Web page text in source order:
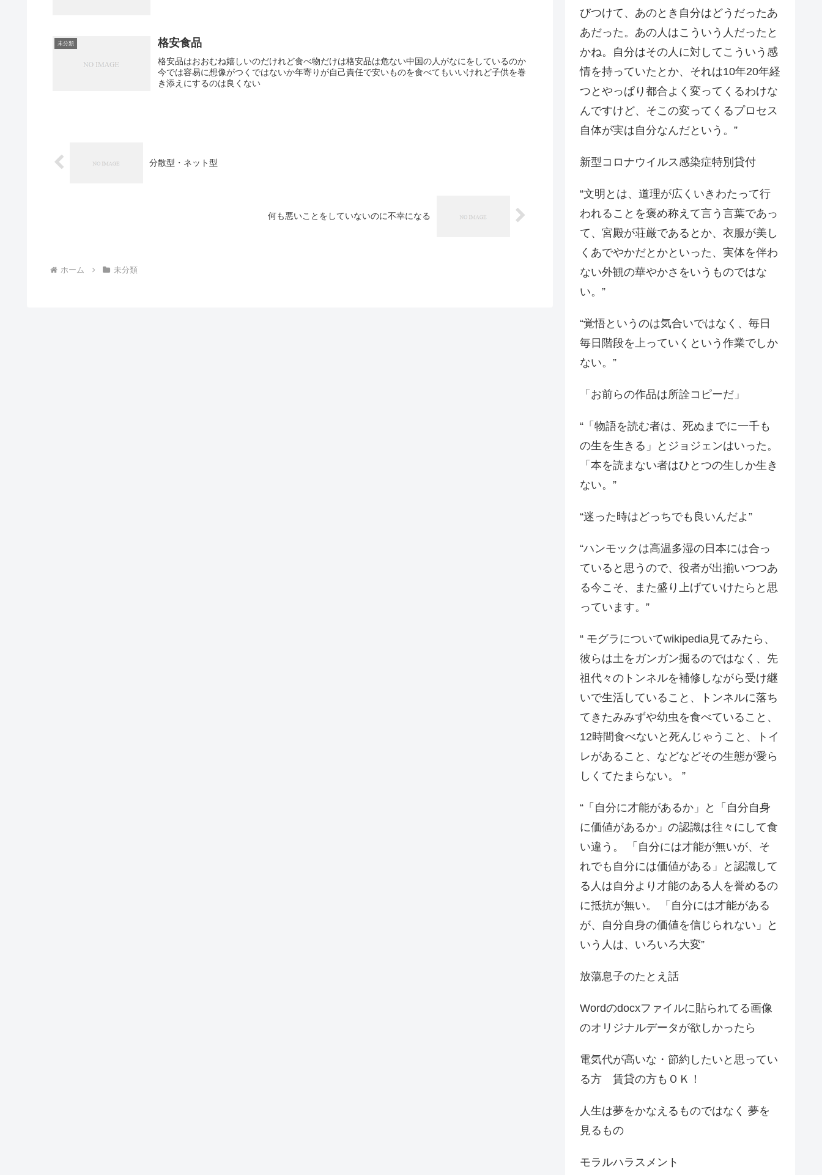
未分類 格安食品
格安品はおおむね嬉しいのだけれど食べ物だけは格安品は危ない中国の人がなにをしているのか
今では容易に想像がつくではないか年寄りが自己責任で安いものを食べてもいいけれど子供を巻
き添えにするのは良くない
分散型・ネット型
何も悪いことをしていないのに不幸になる
ホーム 未分類
びつけて、あのとき自分はどうだったあ
あだった。あの人はこういう人だったと
かね。自分はその人に対してこういう感
情を持っていたとか、それは10年20年経
つとやっぱり都合よく変ってくるわけな
んですけど、そこの変ってくるプロセス
自体が実は自分なんだという。”
新型コロナウイルス感染症特別貸付
“文明とは、道理が広くいきわたって行
われることを褒め称えて言う言葉であっ
て、宮殿が荘厳であるとか、衣服が美し
くあでやかだとかといった、実体を伴わ
ない外観の華やかさをいうものではな
い。”
“覚悟というのは気合いではなく、毎日
毎日階段を上っていくという作業でしか
ない。”
「お前らの作品は所詮コピーだ」
“「物語を読む者は、死ぬまでに一千も
の生を生きる」とジョジェンはいった。
「本を読まない者はひとつの生しか生き
ない。”
“迷った時はどっちでも良いんだよ”
“ハンモックは高温多湿の日本には合っ
ていると思うので、役者が出揃いつつあ
る今こそ、また盛り上げていけたらと思
っています。”
“ モグラについてwikipedia見てみたら、
彼らは土をガンガン掘るのではなく、先
祖代々のトンネルを補修しながら受け継
いで生活していること、トンネルに落ち
てきたみみずや幼虫を食べていること、
12時間食べないと死んじゃうこと、トイ
レがあること、などなどその生態が愛ら
しくてたまらない。 ”
“「自分に才能があるか」と「自分自身
に価値があるか」の認識は往々にして食
い違う。 「自分には才能が無いが、そ
れでも自分には価値がある」と認識して
る人は自分より才能のある人を誉めるの
に抵抗が無い。 「自分には才能がある
が、自分自身の価値を信じられない」と
いう人は、いろいろ大変”
放蕩息子のたとえ話
Wordのdocxファイルに貼られてる画像
のオリジナルデータが欲しかったら
電気代が高いな・節約したいと思ってい
る方 賃貸の方もＯＫ！
人生は夢をかなえるものではなく 夢を
見るもの
モラルハラスメント